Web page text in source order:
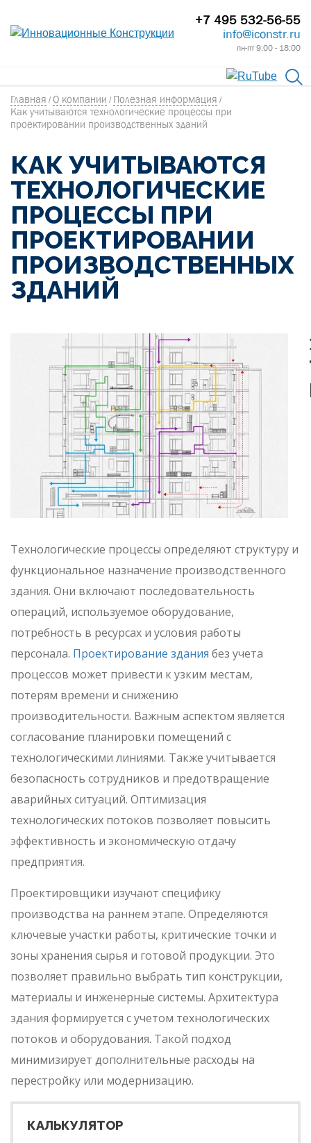
+7 495 532-56-55
info@iconstr.ru
пн-пт 9:00 - 18:00
Главная / О компании / Полезная информация /
Как учитываются технологические процессы при
проектировании производственных зданий
КАК УЧИТЫВАЮТСЯ
ТЕХНОЛОГИЧЕСКИЕ
ПРОЦЕССЫ ПРИ
ПРОЕКТИРОВАНИИ
ПРОИЗВОДСТВЕННЫХ
ЗДАНИЙ
Технологические процессы определяют структуру и
функциональное назначение производственного
здания. Они включают последовательность
операций, используемое оборудование,
потребность в ресурсах и условия работы
персонала. Проектирование здания без учета
процессов может привести к узким местам,
потерям времени и снижению
производительности. Важным аспектом является
согласование планировки помещений с
технологическими линиями. Также учитывается
безопасность сотрудников и предотвращение
аварийных ситуаций. Оптимизация
технологических потоков позволяет повысить
эффективность и экономическую отдачу
предприятия.
Проектировщики изучают специфику
производства на раннем этапе. Определяются
ключевые участки работы, критические точки и
зоны хранения сырья и готовой продукции. Это
позволяет правильно выбрать тип конструкции,
материалы и инженерные системы. Архитектура
здания формируется с учетом технологических
потоков и оборудования. Такой подход
минимизирует дополнительные расходы на
перестройку или модернизацию.
КАЛЬКУЛЯТОР